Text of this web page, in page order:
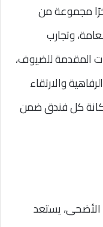
مجموعة من
وتجارب
المقدمة للضيوف،
والارتقاء
كل فندق ضمن
الأضحى، يستعد